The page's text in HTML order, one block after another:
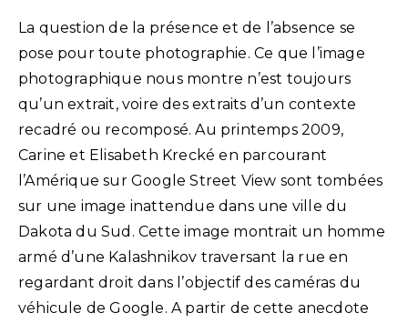
La question de la présence et de l’absence se
pose pour toute photographie. Ce que l’image
photographique nous montre n’est toujours
qu’un extrait, voire des extraits d’un contexte
recadré ou recomposé. Au printemps 2009,
Carine et Elisabeth Krecké en parcourant
l’Amérique sur Google Street View sont tombées
sur une image inattendue dans une ville du
Dakota du Sud. Cette image montrait un homme
armé d’une Kalashnikov traversant la rue en
regardant droit dans l’objectif des caméras du
véhicule de Google. A partir de cette anecdote